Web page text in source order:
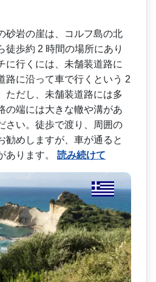
砂岩の­崖は、コルフ島の北
徒歩約 2 時間の場所にあり
に行くには、未舗装道路に
路に沿って車で行くという 2
ただし­、未舗装道路には多
の端には大­きな轍や溝があ
さい。徒歩で渡­り、周囲の
勧めしますが、車が­通ると
あります。 読み続けて